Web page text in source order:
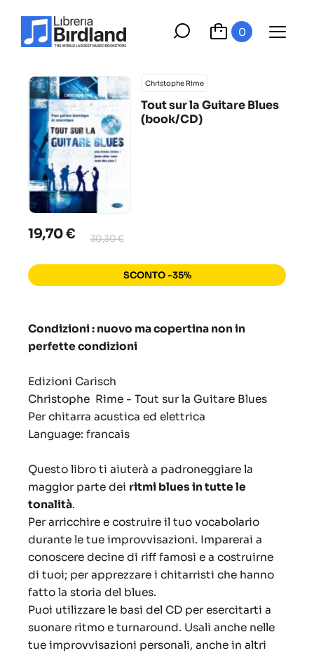
0
Christophe Rime
Tout sur la Guitare Blues
(book/CD)
19,70 € 30,30 €
SCONTO -35%
Condizioni : nuovo ma copertina non in
perfette condizioni
Edizioni Carisch
Christophe Rime - Tout sur la Guitare Blues
Per chitarra acustica ed elettrica
Language: francais
Questo libro ti aiuterà a padroneggiare la
maggior parte dei ritmi blues in tutte le
tonalità.
Per arricchire e costruire il tuo vocabolario
durante le tue improvvisazioni. Imparerai a
conoscere decine di riff famosi e a costruirne
di tuoi; per apprezzare i chitarristi che hanno
fatto la storia del blues.
Puoi utilizzare le basi del CD per esercitarti a
suonare ritmo e turnaround. Usali anche nelle
tue improvvisazioni personali, anche in altri